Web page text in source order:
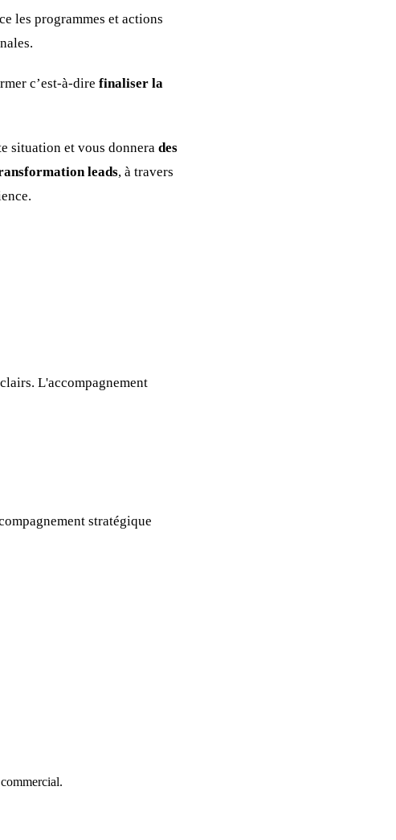
les programmes et actions
c’est-à-dire finaliser la
situation et vous donnera des
leads, à travers
L'accompagnement
stratégique